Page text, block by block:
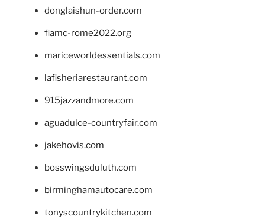
donglaishun-order.com
fiamc-rome2022.org
mariceworldessentials.com
lafisheriarestaurant.com
915jazzandmore.com
aguadulce-countryfair.com
jakehovis.com
bosswingsduluth.com
birminghamautocare.com
tonyscountrykitchen.com